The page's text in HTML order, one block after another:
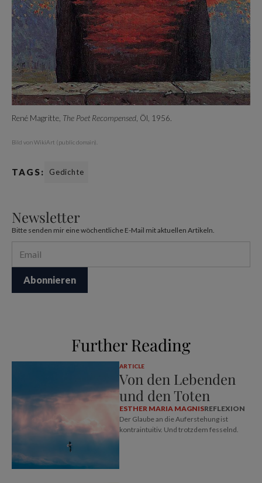
René Magritte, The Poet Recompensed , Öl, 1956.
Bild von WikiArt (public domain).
TAGS: Gedichte
Newsletter
Bitte senden mir eine wöchentliche E-Mail mit aktuellen Artikeln.
Further Reading
ARTICLE
Von den Lebenden
und den Toten
ESTHER MARIA MAGNISREFLEXION
Der Glaube an die Auferstehung ist
kontraintuitiv. Und trotzdem fesselnd.